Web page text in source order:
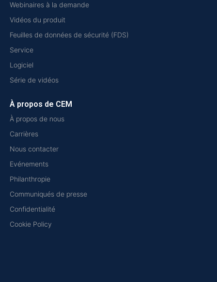
Webinaires à la demande
Vidéos du produit
Feuilles de données de sécurité (FDS)
Service
Logiciel
Série de vidéos
À propos de CEM
À propos de nous
Carrières
Nous contacter
Evénements
Philanthropie
Communiqués de presse
Confidentialité
Cookie Policy